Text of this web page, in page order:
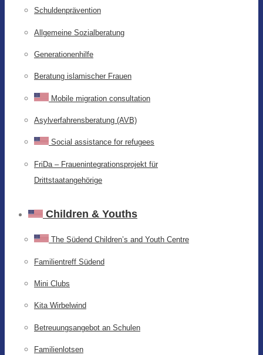
Schuldenprävention
Allgemeine Sozialberatung
Generationenhilfe
Beratung islamischer Frauen
Mobile migration consultation
Asylverfahrensberatung (AVB)
Social assistance for refugees
FriDa – Frauenintegrationsprojekt für
Drittstaatangehörige
Children & Youths
The Südend Children’s and Youth Centre
Familientreff Südend
Mini Clubs
Kita Wirbelwind
Betreuungsangebot an Schulen
Familienlotsen